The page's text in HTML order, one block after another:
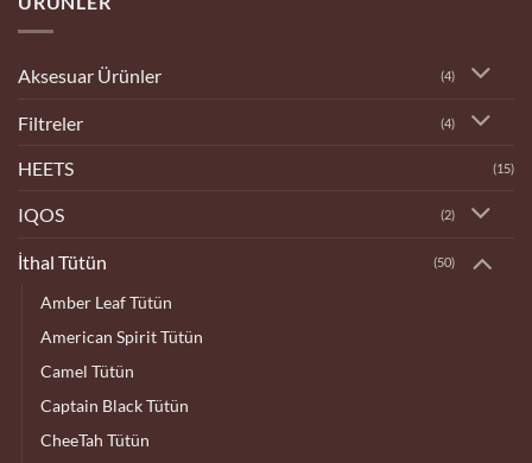
Aksesuar Ürünler (4)
Filtreler (4)
HEETS (15)
IQOS (2)
İthal Tütün (50)
Amber Leaf Tütün
American Spirit Tütün
Camel Tütün
Captain Black Tütün
CheeTah Tütün